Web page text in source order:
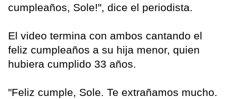
cumpleaños, Sole!", dice el periodista.
El video termina con ambos cantando el
feliz cumpleaños a su hija menor, quien
hubiera cumplido 33 años.
"Feliz cumple, Sole. Te extrañamos mucho.